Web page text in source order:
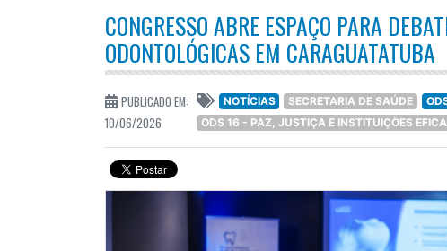
CONGRESSO ABRE ESPAÇO PARA
ODONTOLÓGICAS EM CARAGUATATUBA
PUBLICADO EM:
10/06/2026
NOTÍCIAS SECRETARIA DE SAÚDE
ODS 16 - PAZ, JUSTIÇA E INSTITUIÇÕES